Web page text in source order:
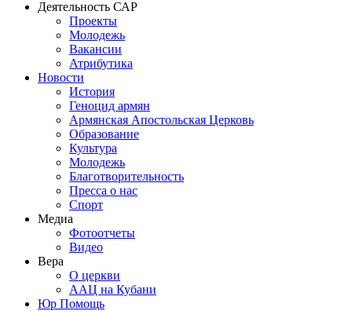
Деятельность САР
Проекты
Молодежь
Вакансии
Атрибутика
Новости
История
Геноцид армян
Армянская Апостольская Церковь
Образование
Культура
Молодежь
Благотворительность
Пресса о нас
Спорт
Медиа
Фотоотчеты
Видео
Вера
О церкви
ААЦ на Кубани
Юр Помощь